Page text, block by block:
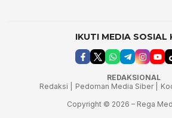
IKUTI MEDIA SOSIAL
REDAKSIONAL
Redaksi |
Pedoman Media Siber |
Copyright © 2026 – Rega